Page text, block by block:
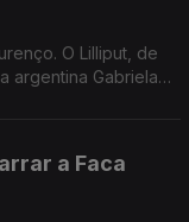
O Lilliput, de
argentina Gabriela
a Faca